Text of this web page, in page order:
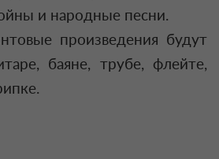
и народные песни.
произведения будут
баяне, трубе, флейте,